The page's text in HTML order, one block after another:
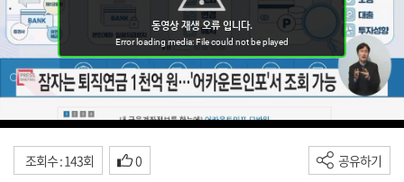
조회수 : 143회 0 공유하기